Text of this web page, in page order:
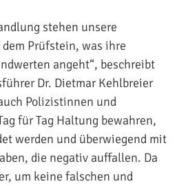
stehen unsere
Prüfstein, was ihre
angeht“, beschreibt
Dr. Dietmar Kehlbreier
Polizistinnen und
für Tag Haltung bewahren,
werden und überwiegend mit
die negativ auffallen. Da
um keine falschen und